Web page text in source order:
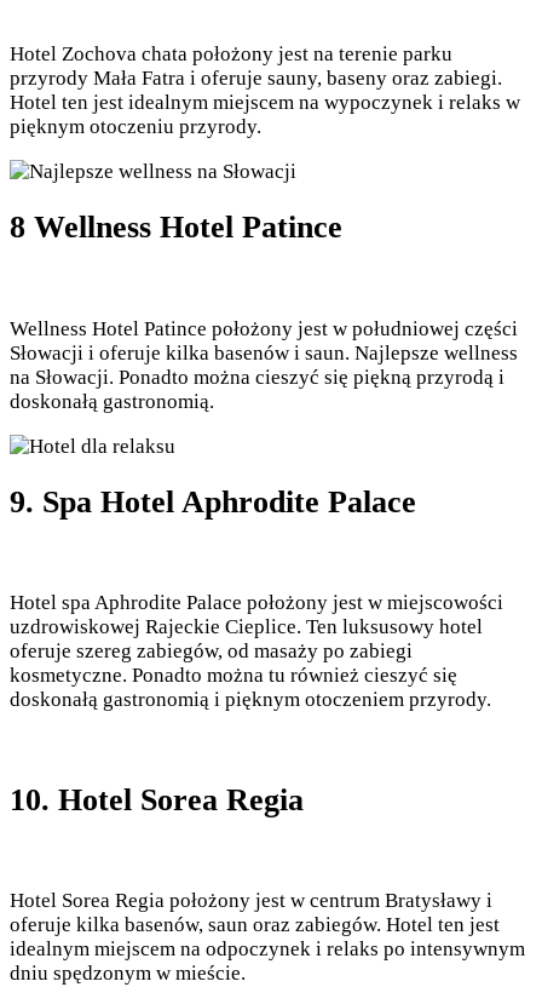
Hotel Zochova chata położony jest na terenie parku
przyrody Mała Fatra i oferuje sauny, baseny oraz zabiegi.
Hotel ten jest idealnym miejscem na wypoczynek i relaks w
pięknym otoczeniu przyrody.
8 Wellness Hotel Patince
Wellness Hotel Patince położony jest w południowej części
Słowacji i oferuje kilka basenów i saun. Najlepsze wellness
na Słowacji. Ponadto można cieszyć się piękną przyrodą i
doskonałą gastronomią.
9. Spa Hotel Aphrodite Palace
Hotel spa Aphrodite Palace położony jest w miejscowości
uzdrowiskowej Rajeckie Cieplice. Ten luksusowy hotel
oferuje szereg zabiegów, od masaży po zabiegi
kosmetyczne. Ponadto można tu również cieszyć się
doskonałą gastronomią i pięknym otoczeniem przyrody.
10. Hotel Sorea Regia
Hotel Sorea Regia położony jest w centrum Bratysławy i
oferuje kilka basenów, saun oraz zabiegów. Hotel ten jest
idealnym miejscem na odpoczynek i relaks po intensywnym
dniu spędzonym w mieście.